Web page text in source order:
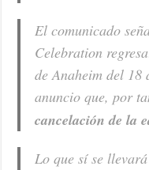
El comunicado
Celebration
de Anaheim del 18
anuncio que, por
cancelación de la
Lo que sí se